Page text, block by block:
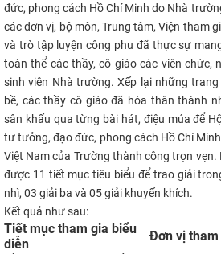
đức, phong cách Hồ Chí Minh do Nhà
các đơn vị, bộ môn, Trung tâm, Viện tham
và trò tập luyện công phu đã thực sự
toàn thể các thầy, cô giáo các viên chức,
sinh viên Nhà trường. Xếp lại những
bề, các thầy cô giáo đã hóa thân thành
sân khấu qua từng bài hát, điệu múa để
tư tưởng, đạo đức, phong cách Hồ Chí
Việt Nam của Trường thành công trọn
được 11 tiết mục tiêu biểu để trao giải
nhì, 03 giải ba và 05 giải khuyến khích.
Kết quả như sau:
Tiết mục tham gia biểu
diễn
Đơn vị tham